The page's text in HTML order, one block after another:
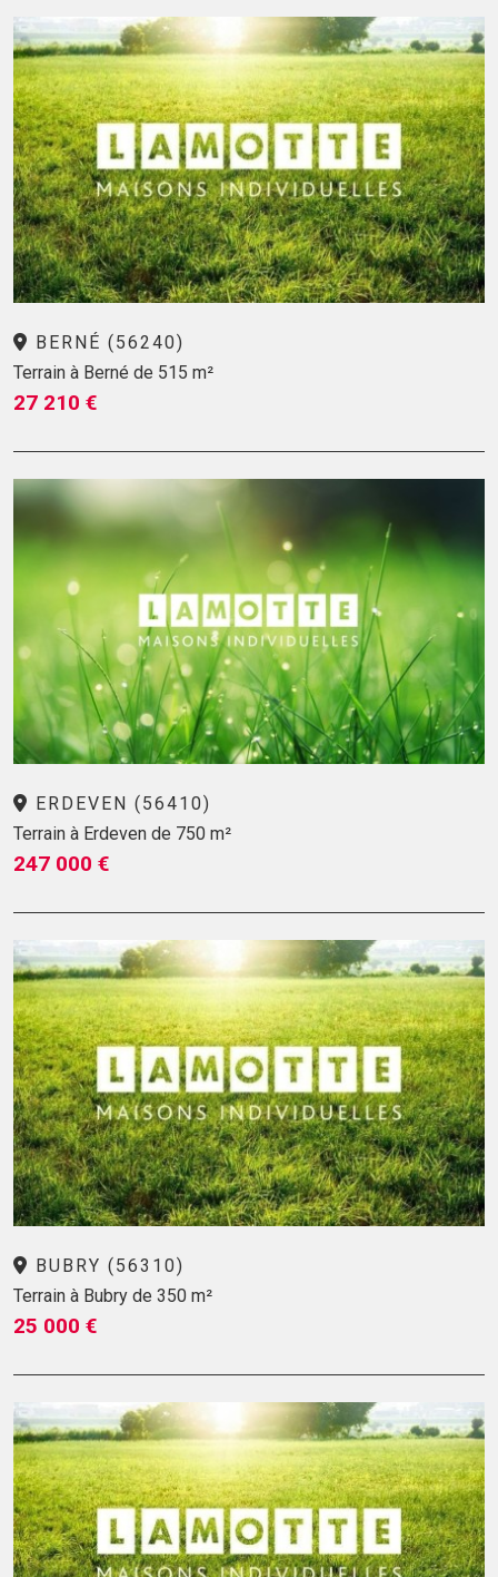
BERNÉ (56240)
Terrain à Berné de 515 m²
27 210 €
ERDEVEN (56410)
Terrain à Erdeven de 750 m²
247 000 €
BUBRY (56310)
Terrain à Bubry de 350 m²
25 000 €